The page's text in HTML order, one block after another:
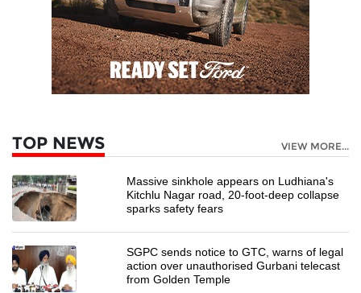
TOP NEWS VIEW MORE...
Massive sinkhole appears on Ludhiana's
Kitchlu Nagar road, 20-foot-deep collapse
sparks safety fears
SGPC sends notice to GTC, warns of legal
action over unauthorised Gurbani telecast
from Golden Temple